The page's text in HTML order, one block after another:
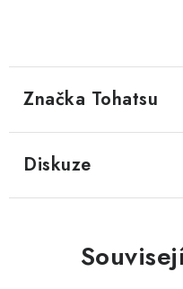
Značka Tohatsu
Diskuze